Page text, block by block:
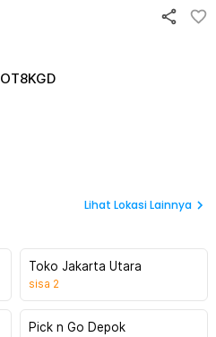
Lihat Lokasi Lainnya
Toko Jakarta Utara
sisa 2
Pick n Go Depok